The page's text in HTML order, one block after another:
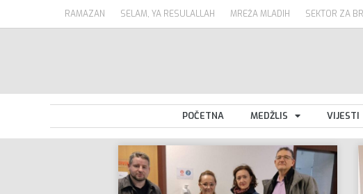
RAMAZAN SELAM, YA RESULALLAH MREŽA MLADIH SEKTOR ZA
POČETNA MEDŽLIS VIJESTI